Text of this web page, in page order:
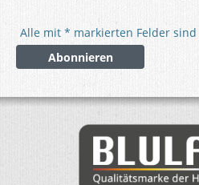
Alle mit * markierten Felder